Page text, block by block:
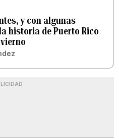
y con algunas
historia de Puerto Rico